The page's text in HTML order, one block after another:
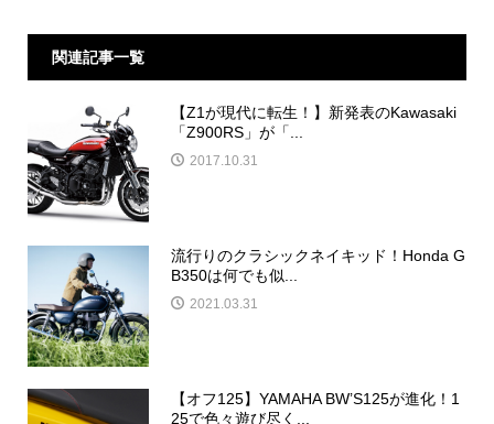
関連記事一覧
【Z1が現代に転生！】新発表のKawasaki
「Z900RS」が「...
2017.10.31
流行りのクラシックネイキッド！Honda G
B350は何でも似...
2021.03.31
【オフ125】YAMAHA BW’S125が進化！1
25で色々遊び尽く...